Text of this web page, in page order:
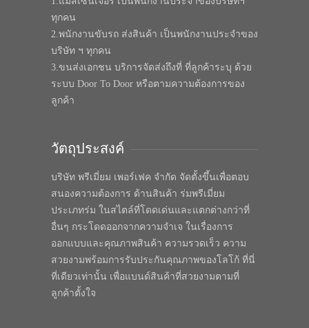
ทุกคน
2.พนักงานขับรถ ส่งสินค้า เป็นพนักงานประจำของ
บริษัท ฯ ทุกคน
3.ขนส่งเอกชน บริการจัดส่งถึงที่ ที่ลูกค้าระบุ ด้วย
ระบบ Door To Door หรือตามความต้องการของ
ลูกค้า
วัตถุประสงค์
บริษัท พรีเมี่ยม เพอร์เฟค จำกัด จัดตั้งขึ้นเพื่อตอบ
สนองความต้องการ ด้านสินค้า ร่มพรีเมี่ยม
ประเภทร่ม ในสไตล์ที่โดดเด่นและแตกต่างกว่าที่
อื่นๆ กระโดดออกจากความจำเจ ในเรื่องการ
ออกแบบและคุณภาพสินค้า ความรวดเร็ว ความ
สวยงามพร้อมการรับประกันคุณภาพของโลโก้ ที่นี่
ที่เดียวเท่านั้น เพื่อแบนด์สินค้าที่สวยงามตามที่
ลูกค้าตั้งใจ